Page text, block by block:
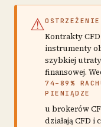
⚠
Kontrakty
instrumenty
szybkiej
finansowej.
74–89%
PIENIĄDZE
u brokerów
działają CFD i